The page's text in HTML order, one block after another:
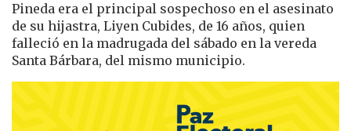
Pineda era el principal sospechoso en el asesinato
de su hijastra, Liyen Cubides, de 16 años, quien
falleció en la madrugada del sábado en la vereda
Santa Bárbara, del mismo municipio.